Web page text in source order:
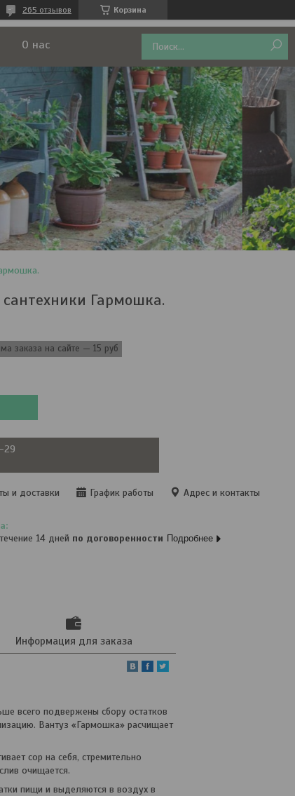
Корзина
265 отзывов
О нас
сантехники Гармошка.
заказа на сайте — 15 руб
29
и доставки График работы Адрес и контакты
14 дней по договоренности Подробнее
Информация для заказа
всего подвержены сбору остатков
Вантуз «Гармошка» расчищает
сор на себя, стремительно
очищается.
пищи и выделяются в воздух в